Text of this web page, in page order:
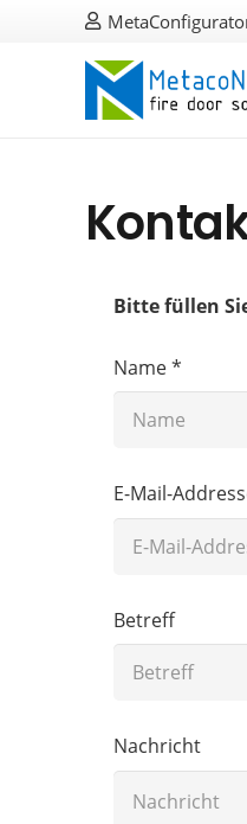
Bitte füllen
Name *
E-Mail-
Betreff
Nachricht